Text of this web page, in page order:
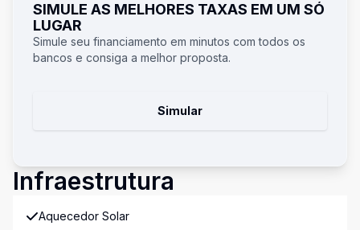
SIMULE AS MELHORES TAXAS EM UM SÓ
LUGAR
Simule seu financiamento em minutos com todos os
bancos e consiga a melhor proposta.
Simular
Infraestrutura
Aquecedor Solar